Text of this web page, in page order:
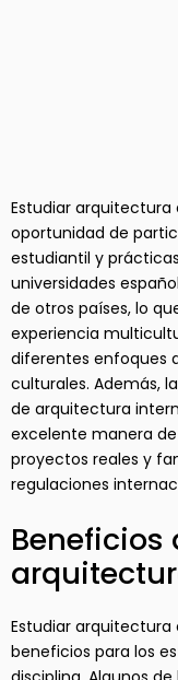
Estudiar arquitectura
oportunidad de
estudiantil y
universidades
de otros países, lo
experiencia
diferentes enfoques
culturales. Además,
de arquitectura
excelente manera
proyectos reales y
regulaciones
Beneficios
Estudiar arquitectura
beneficios para los